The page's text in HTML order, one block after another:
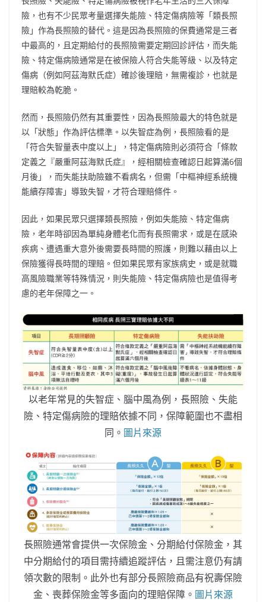
險，也有不少民眾考量選擇失能險、特定傷病險等「類長照
險」作為長照險的替代。這是因為長照險的保費通常是三者
中最高的，且定期給付的長照險需要定期回診評估，而失能
險、特定傷病險通常是在被保險人符合失能等級、以及特定
傷病（例如阿茲海默氏症）確診後理賠，無需複診，也就是
理賠較為乾脆。
然而，長照險仍然有其重要性，因為長照險最大的特色就是
以「狀態」作為評估標準。以失智症為例，長照險看的是
「符合失智量表中度以上」，特定傷病險則必須符合「條款
定義之『嚴重阿茲海默氏症』，經相關檢查確認日起算滿6個
月後」，而失能扶助險雖不看病名，但需「中樞神經系統機
能續存障害」導致失智，才符合理賠條件。
因此，如果民眾只選擇類長照險，例如失能險、特定傷病
險，老年時卻因為單純身體老化而有長照需求，或是在感染
疾病、遭遇重大意外後需要長時間的照護，則難以藉由以上
保險獲得長時間的理賠。但如果民眾有家族病史，或是就職
高風險職業等特殊情況，則失能險、特定傷病險也是值得考
慮的老年保障之一。
以老年常見的失智症、腦中風為例，長照險、失能
險、特定傷病險的理賠依據不同，保障範圍也不盡相
同。 圖片來源
長照險通常會提供一次保險金、分期給付保險金，其
中分期給付的項目需持續追蹤評估，且需注意仍有請
領次數的限制。此外也有部分長照險商品有祝壽保險
金、喪葬保險金等多面向的理賠保障。 圖片來源